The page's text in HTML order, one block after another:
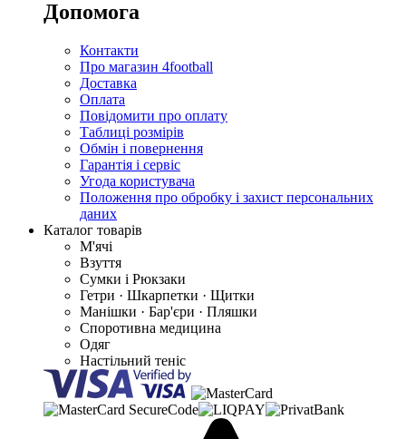
Допомога
Контакти
Про магазин 4football
Доставка
Оплата
Повідомити про оплату
Таблиці розмірів
Обмін і повернення
Гарантія і сервіс
Угода користувача
Положення про обробку і захист персональних
даних
Каталог товарів
М'ячі
Взуття
Сумки і Рюкзаки
Гетри · Шкарпетки · Щитки
Манішки · Бар'єри · Пляшки
Споротивна медицина
Одяг
Настільний теніс